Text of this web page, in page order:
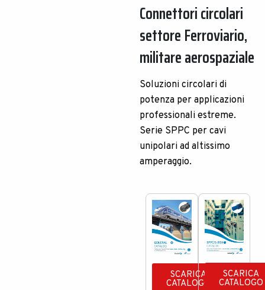
Connettori circolari
settore Ferroviario,
militare aerospaziale
Soluzioni circolari di
potenza per applicazioni
professionali estreme.
Serie SPPC per cavi
unipolari ad altissimo
amperaggio.
SCARICA
CATALOGO
SCARICA
CATALOGO